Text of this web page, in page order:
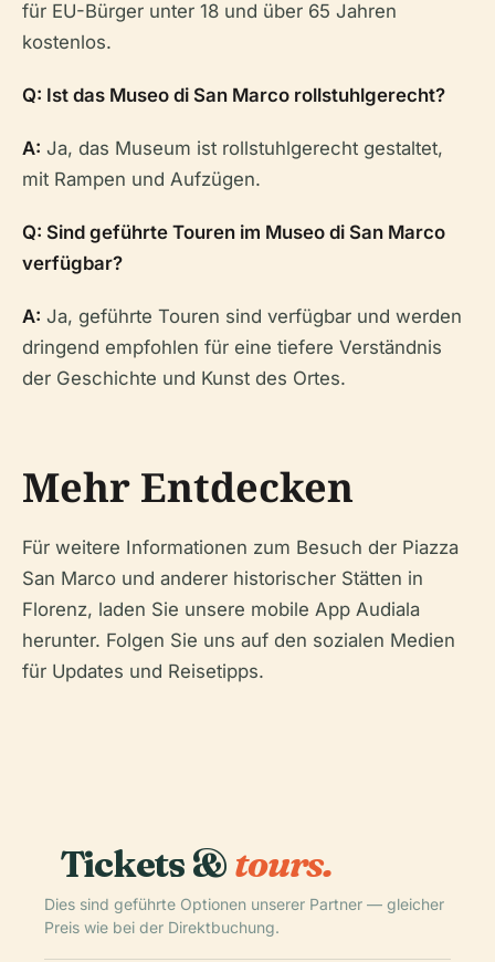
für EU-Bürger unter 18 und über 65 Jahren
kostenlos.
Q: Ist das Museo di San Marco rollstuhlgerecht?
A: Ja, das Museum ist rollstuhlgerecht gestaltet,
mit Rampen und Aufzügen.
Q: Sind geführte Touren im Museo di San Marco
verfügbar?
A: Ja, geführte Touren sind verfügbar und werden
dringend empfohlen für eine tiefere Verständnis
der Geschichte und Kunst des Ortes.
Mehr Entdecken
Für weitere Informationen zum Besuch der Piazza
San Marco und anderer historischer Stätten in
Florenz, laden Sie unsere mobile App Audiala
herunter. Folgen Sie uns auf den sozialen Medien
für Updates und Reisetipps.
Tickets &tours.
Dies sind geführte Optionen unserer Partner — gleicher
Preis wie bei der Direktbuchung.